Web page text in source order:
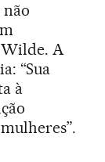
Wilde. A
“Sua
à